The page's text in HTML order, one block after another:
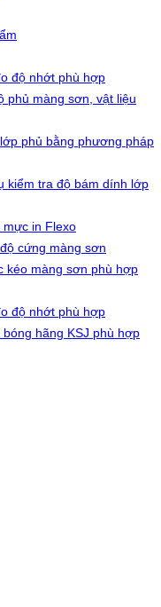
độ nhớt phù hợp
phủ màng sơn, vật liệu
phủ bằng phương pháp
kiểm tra độ bám dính lớp
in Flexo
cứng màng sơn
kéo màng sơn phù hợp
độ nhớt phù hợp
hãng KSJ phù hợp